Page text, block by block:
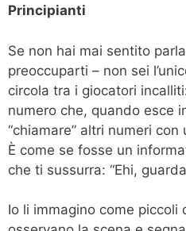
Principianti
Se non hai mai sentito
preoccuparti – non sei
circola tra i giocatori
numero che, quando esce
“chiamare” altri numeri
È come se fosse un
che ti sussurra: “Ehi,
Io li immagino come piccoli